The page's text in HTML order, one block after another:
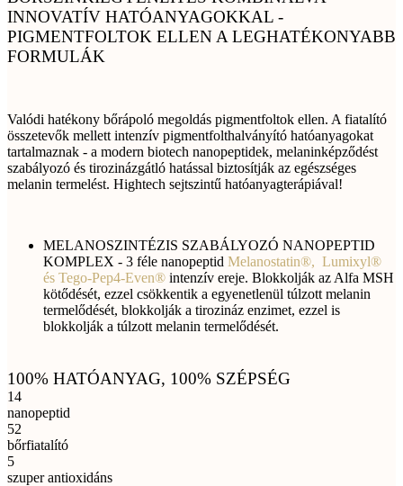
INNOVATÍV HATÓANYAGOKKAL -
PIGMENTFOLTOK ELLEN A LEGHATÉKONYABB
FORMULÁK
Valódi hatékony bőrápoló megoldás pigmentfoltok ellen. A fiatalító
összetevők mellett intenzív pigmentfolthalványító hatóanyagokat
tartalmaznak - a modern biotech nanopeptidek, melaninképződést
szabályozó és tirozinázgátló hatással biztosítják az egészséges
melanin termelést. Hightech sejtszintű hatóanyagterápiával!
MELANOSZINTÉZIS SZABÁLYOZÓ NANOPEPTID
KOMPLEX - 3 féle nanopeptid Melanostatin®, Lumixyl®
és Tego-Pep4-Even® intenzív ereje. Blokkolják az Alfa MSH
kötődését, ezzel csökkentik a egyenetlenül túlzott melanin
termelődését, blokkolják a tirozináz enzimet, ezzel is
blokkolják a túlzott melanin termelődését.
100% HATÓANYAG, 100% SZÉPSÉG
14
nanopeptid
52
bőrfiatalító
5
szuper antioxidáns